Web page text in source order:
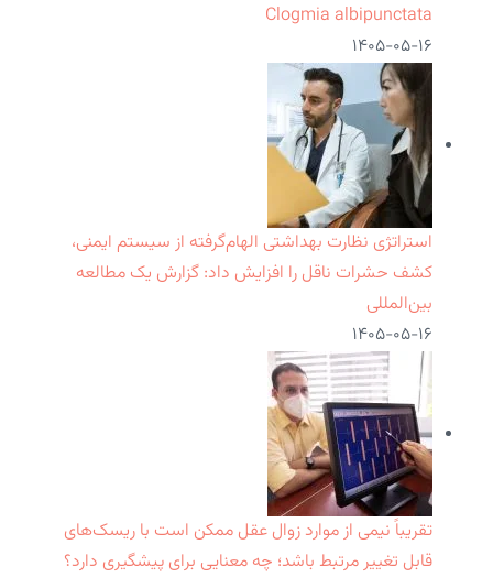
Clogmia albipunctata
۱۴۰۵-۰۵-۱۶
استراتژی نظارت بهداشتی الهام‌گرفته از سیستم ایمنی،
کشف حشرات ناقل را افزایش داد: گزارش یک مطالعه
بین‌المللی
۱۴۰۵-۰۵-۱۶
تقریباً نیمی از موارد زوال عقل ممکن است با ریسک‌های
قابل تغییر مرتبط باشد؛ چه معنایی برای پیشگیری دارد؟